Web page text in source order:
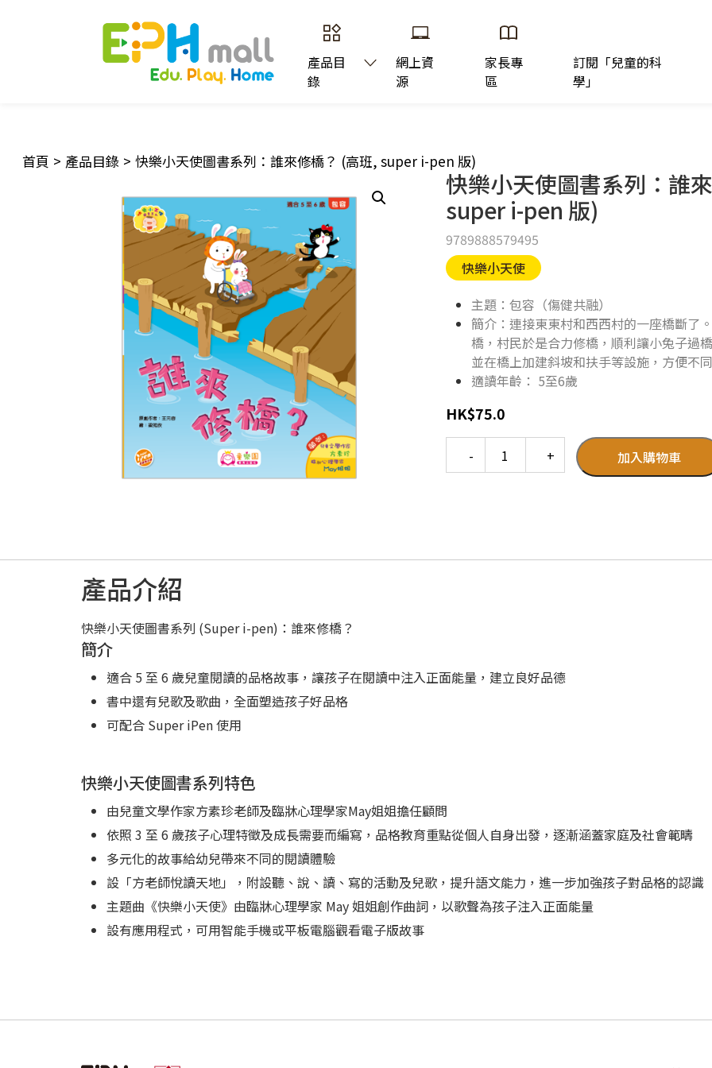
產品目
錄
網上資
源
家長專
區
訂閱「兒童的科
學」
首頁 > 產品目錄 > 快樂小天使圖書系列：誰來修橋？ (高班, super i-pen 版)
快樂小天使圖書系列：誰
super i-pen 版)
9789888579495
快樂小天使
主題：包容（傷健共融）
簡介：連接東東村和西西村的一座橋斷了
橋，村民於是合力修橋，順利讓小兔子過
並在橋上加建斜坡和扶手等設施，方便不
適讀年齡： 5至6歲
HK$75.0
加入購物車
產品介紹
快樂小天使圖書系列 (Super i-pen)：誰來修橋？
簡介
適合 5 至 6 歲兒童閱讀的品格故事，讓孩子在閱讀中注入正面能量，建立良好品德
書中還有兒歌及歌曲，全面塑造孩子好品格
可配合 Super iPen 使用
快樂小天使圖書系列特色
由兒童文學作家方素珍老師及臨牀心理學家May姐姐擔任顧問
依照 3 至 6 歲孩子心理特徵及成長需要而編寫，品格教育重點從個人自身出發，逐漸涵蓋家庭及社會範疇
多元化的故事給幼兒帶來不同的閱讀體驗
設「方老師悅讀天地」，附設聽、說、讀、寫的活動及兒歌，提升語文能力，進一步加強孩子對品格的認識
主題曲《快樂小天使》由臨牀心理學家 May 姐姐創作曲詞，以歌聲為孩子注入正面能量
設有應用程式，可用智能手機或平板電腦觀看電子版故事